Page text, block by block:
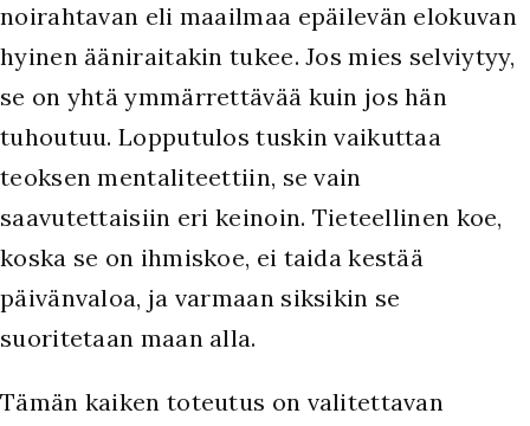
noirahtavan eli maailmaa epäilevän elokuvan
hyinen ääniraitakin tukee. Jos mies selviytyy,
se on yhtä ymmärrettävää kuin jos hän
tuhoutuu. Lopputulos tuskin vaikuttaa
teoksen mentaliteettiin, se vain
saavutettaisiin eri keinoin. Tieteellinen koe,
koska se on ihmiskoe, ei taida kestää
päivänvaloa, ja varmaan siksikin se
suoritetaan maan alla.
Tämän kaiken toteutus on valitettavan